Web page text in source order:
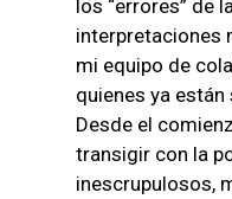
los “errores” de
interpretaciones
mi equipo de
quienes ya
Desde el
transigir con la
inescrupulosos,